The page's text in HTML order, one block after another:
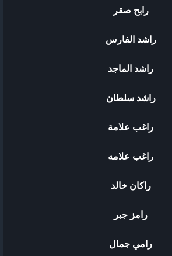
رابح صقر
راشد الفارس
راشد الماجد
راشد سلطان
راغب علامة
راغب علامه
راكان خالد
رامز جبر
رامي جمال